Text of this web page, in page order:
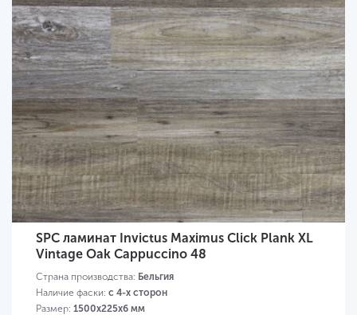
SPC ламинат Invictus Maximus Click Plank XL
Vintage Oak Cappuccino 48
Страна производства: Бельгия
Наличие фаски: с 4-х сторон
Размер: 1500х225х6 мм